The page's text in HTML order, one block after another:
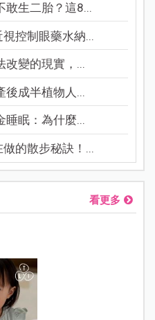
敢生二胎？這8...
控制眼藥水納...
改變的現實，...
後成半植物人...
睡眠：為什麼...
的散步秘訣！...
看更多